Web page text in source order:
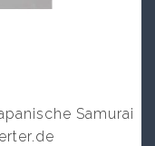
Samurai